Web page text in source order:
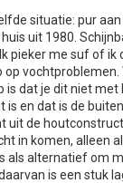
situatie: pur
uit 1980.
pieker me suf of ik
vochtproblemen.
is dat je dit niet met
en dat is de
uit de
in komen, alleen
als alternatief om
is een stuk